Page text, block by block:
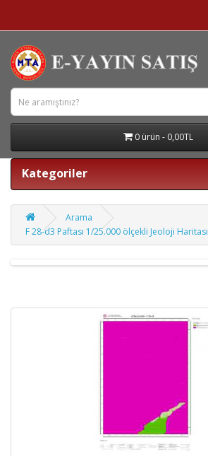
0 ürün - 0,00TL
Kategoriler
Arama
F 28-d3 Paftası 1/25.000 ölçekli Jeoloji Haritası